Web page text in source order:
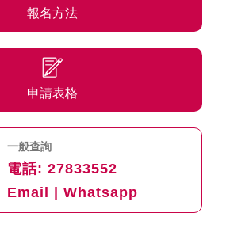
報名方法
申請表格
一般查詢
電話: 27833552
Email
Whatsapp